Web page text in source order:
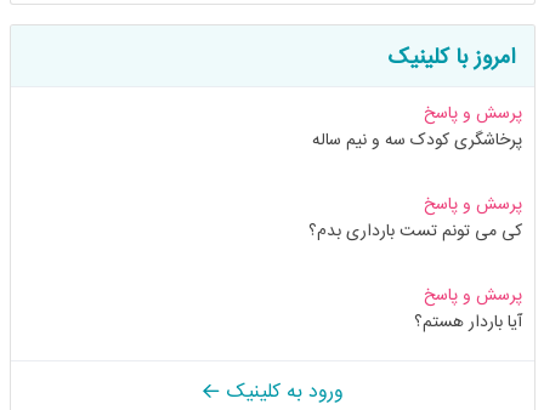
امروز با کلینیک
پرسش و پاسخ
پرخاشگری کودک سه و نیم ساله
پرسش و پاسخ
کی می تونم تست بارداری بدم؟
پرسش و پاسخ
آیا باردار هستم؟
ورود به کلینیک